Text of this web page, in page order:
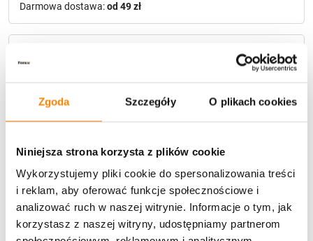
Zgoda Szczegóły O plikach cookies
Niniejsza strona korzysta z plików cookie
Wykorzystujemy pliki cookie do spersonalizowania treści
i reklam, aby oferować funkcje społecznościowe i
analizować ruch w naszej witrynie. Informacje o tym, jak
korzystasz z naszej witryny, udostępniamy partnerom
Potrzebujesz większą ilość? Zapraszamy do naszej
hurtowniiPrzejdź do hurtowni B2B
Darmowa dostawa:od 49 zł